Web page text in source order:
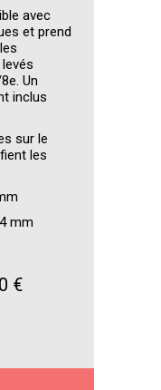
avec
et prend
Un
inclus
sur le
les
mm
€